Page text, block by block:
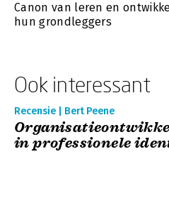
Canon van leren en
hun grondleggers
Ook interessant
Recensie | Bert Peene
in professionele